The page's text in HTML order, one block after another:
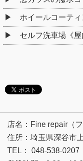
ホイールコーテ
セルフ洗車場《屋
店名：Fine repair（
住所：埼玉県深谷市
TEL： 048-538-0207